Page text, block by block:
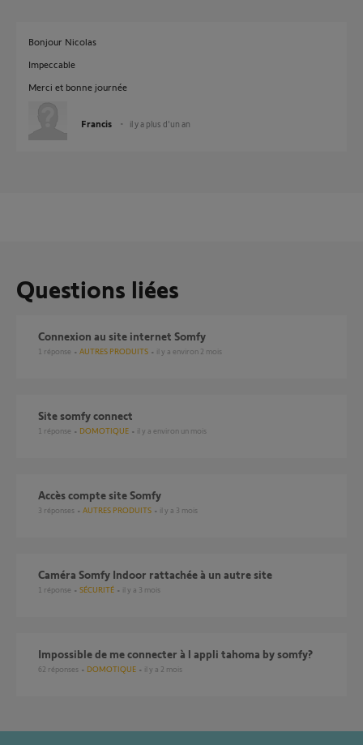
Bonjour Nicolas
Impeccable
Merci et bonne journée
Francis il y a plus d'un an
Questions liées
Connexion au site internet Somfy
1 réponse AUTRES PRODUITS il y a environ 2 mois
site somfy connect
1 réponse DOMOTIQUE il y a environ un mois
Accès compte site Somfy
3 réponses AUTRES PRODUITS il y a 3 mois
Caméra Somfy Indoor rattachée à un autre site
1 réponse SÉCURITÉ il y a 3 mois
Impossible de me connecter à l appli tahoma by somfy?
62 réponses DOMOTIQUE il y a 2 mois